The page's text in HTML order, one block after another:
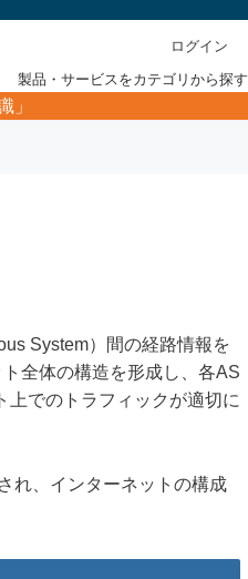
ログイン
製品・サービスをカテゴリから探す
」
System）間の経路情報を
全体の構造を形成し、各AS
でのトラフィックが適切に
れ、インターネットの構成